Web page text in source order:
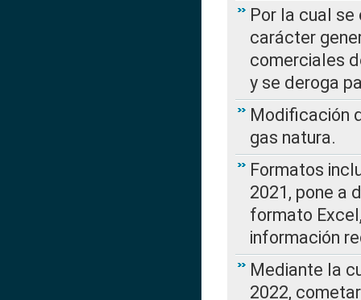
Por la cual
carácter
comerciales
y se deroga
Modificación
gas natura.
Formatos
2021, pone a
formato
información
Mediante la
2022,